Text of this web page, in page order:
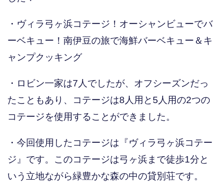
・ヴィラ弓ヶ浜コテージ！オーシャンビューでバ
ーベキュー！南伊豆の旅で海鮮バーベキュー＆キ
ャンプクッキング
・ロビン一家は7人でしたが、オフシーズンだっ
たこともあり、コテージは8人用と5人用の2つの
コテージを使用することができました。
・今回使用したコテージは『ヴィラ弓ヶ浜コテー
ジ』です。このコテージは弓ヶ浜まで徒歩1分と
いう立地ながら緑豊かな森の中の貸別荘です。